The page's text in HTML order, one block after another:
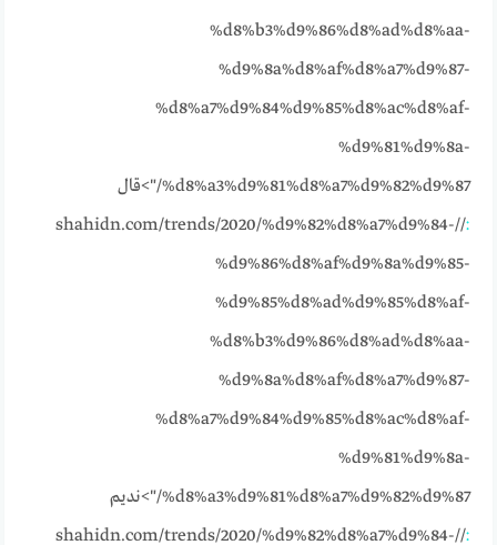
%d8%b3%d9%86%d8%ad%d8%aa-
%d9%8a%d8%af%d8%a7%d9%87-
%d8%a7%d9%84%d9%85%d8%ac%d8%af-
%d9%81%d9%8a-
%d8%a3%d9%81%d8%a7%d9%82%d9%87/">قال
:
//shahidn.com/trends/2020/%d9%82%d8%a7%d9%84-
%d9%86%d8%af%d9%8a%d9%85-
%d9%85%d8%ad%d9%85%d8%af-
%d8%b3%d9%86%d8%ad%d8%aa-
%d9%8a%d8%af%d8%a7%d9%87-
%d8%a7%d9%84%d9%85%d8%ac%d8%af-
%d9%81%d9%8a-
%d8%a3%d9%81%d8%a7%d9%82%d9%87/">نديم
:
//shahidn.com/trends/2020/%d9%82%d8%a7%d9%84-